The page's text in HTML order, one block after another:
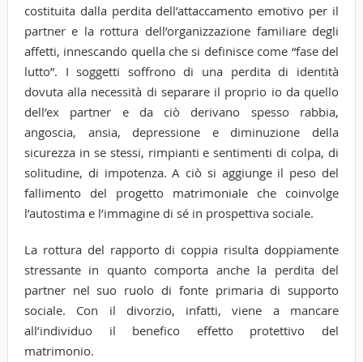
costituita dalla perdita dell’attaccamento emotivo per il
partner e la rottura dell’organizzazione familiare degli
affetti, innescando quella che si definisce come “fase del
lutto”. I soggetti soffrono di una perdita di identità
dovuta alla necessità di separare il proprio io da quello
dell’ex partner e da ciò derivano spesso rabbia,
angoscia, ansia, depressione e diminuzione della
sicurezza in se stessi, rimpianti e sentimenti di colpa, di
solitudine, di impotenza. A ciò si aggiunge il peso del
fallimento del progetto matrimoniale che coinvolge
l’autostima e l’immagine di sé in prospettiva sociale.
La rottura del rapporto di coppia risulta doppiamente
stressante in quanto comporta anche la perdita del
partner nel suo ruolo di fonte primaria di supporto
sociale. Con il divorzio, infatti, viene a mancare
all’individuo il benefico effetto protettivo del
matrimonio.